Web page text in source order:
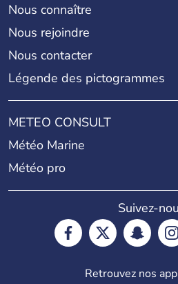
Nous connaître
Nous rejoindre
Nous contacter
Légende des pictogrammes
METEO CONSULT
Météo Marine
Météo pro
Suivez-
Retrouvez nos